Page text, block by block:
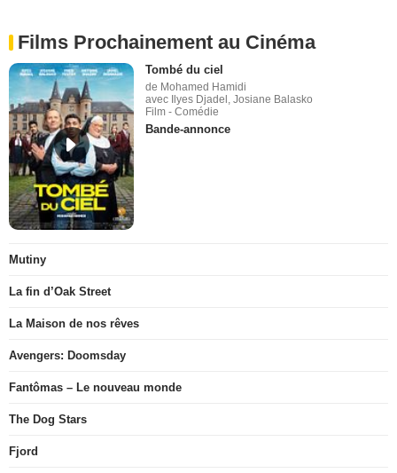
Films Prochainement au Cinéma
Tombé du ciel
de Mohamed Hamidi
avec Ilyes Djadel, Josiane Balasko
Film - Comédie
Bande-annonce
Mutiny
La fin d’Oak Street
La Maison de nos rêves
Avengers: Doomsday
Fantômas – Le nouveau monde
The Dog Stars
Fjord